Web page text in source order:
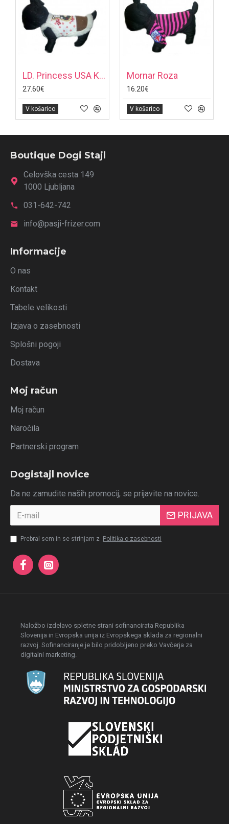
LD. Princess USA Kapučino
27.60€
V košarico
Mornar Roza
16.20€
V košarico
Boutique Dogi Stajl
Celovška cesta 149
1000 Ljubljana
031-642-742
info@pasji-frizer.com
Informacije
O nas
Kontakt
Tabele velikosti
Izjava o zasebnosti
Splošni pogoji
Dostava
Moj račun
Moj račun
Naročila
Partnerski program
Dogistajl novice
Da ne zamudite naših promocij, se prijavite na novice.
PRIJAVA
Prebral sem in se strinjam z Politika o zasebnosti
Naložbo izdelavo spletne strani sofinancirata Republika
Slovenija in Evropska unija iz Evropskega sklada za regionalni
razvoj. Sofinanciranje je bilo pridobljeno preko Vavčerja za
digitalni marketing.